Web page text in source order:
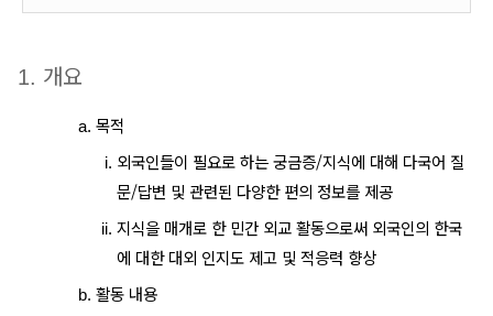
개요
목적
외국인들이 필요로 하는 궁금증/지식에 대해 다국어 질
문/답변 및 관련된 다양한 편의 정보를 제공
지식을 매개로 한 민간 외교 활동으로써 외국인의 한국
에 대한 대외 인지도 제고 및 적응력 향상
활동 내용